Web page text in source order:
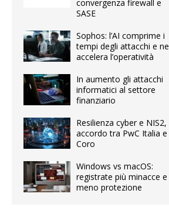
convergenza firewall e
SASE
Sophos: l’AI comprime i
tempi degli attacchi e ne
accelera l’operatività
In aumento gli attacchi
informatici al settore
finanziario
Resilienza cyber e NIS2,
accordo tra PwC Italia e
Coro
Windows vs macOS:
registrate più minacce e
meno protezione